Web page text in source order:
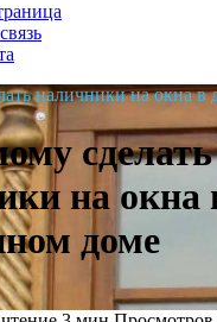
наличники на окна в
сделать
на окна
доме